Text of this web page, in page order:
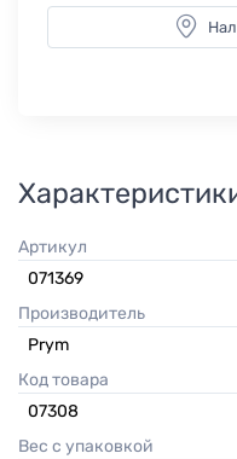
Артикул
071369
Производитель
Prym
Код товара
07308
Вес с упаковкой